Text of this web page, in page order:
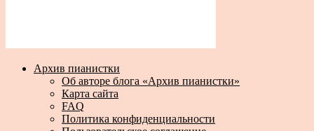
Архив пианистки
Об авторе блога «Архив пианистки»
Карта сайта
FAQ
Политика конфиденциальности